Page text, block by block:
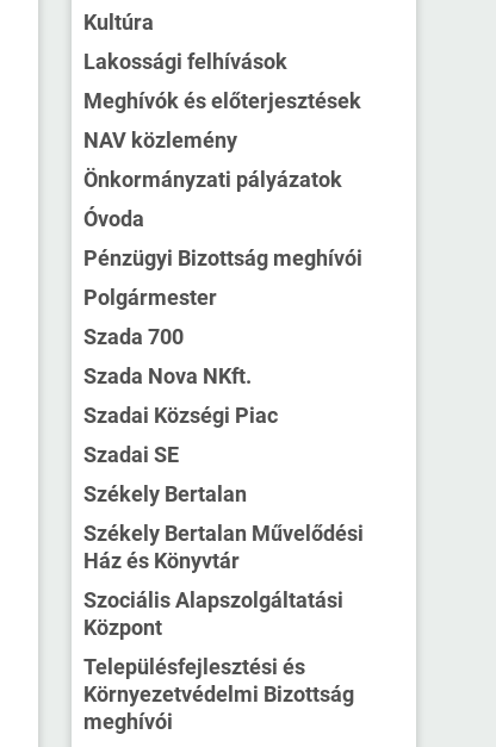
Kultúra
Lakossági felhívások
Meghívók és előterjesztések
NAV közlemény
Önkormányzati pályázatok
Óvoda
Pénzügyi Bizottság meghívói
Polgármester
Szada 700
Szada Nova NKft.
Szadai Községi Piac
Szadai SE
Székely Bertalan
Székely Bertalan Művelődési
Ház és Könyvtár
Szociális Alapszolgáltatási
Központ
Településfejlesztési és
Környezetvédelmi Bizottság
meghívói